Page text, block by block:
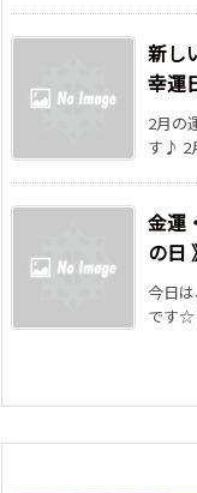
新し
幸運
2月の
す♪ 2
金運
の日
今日
です☆